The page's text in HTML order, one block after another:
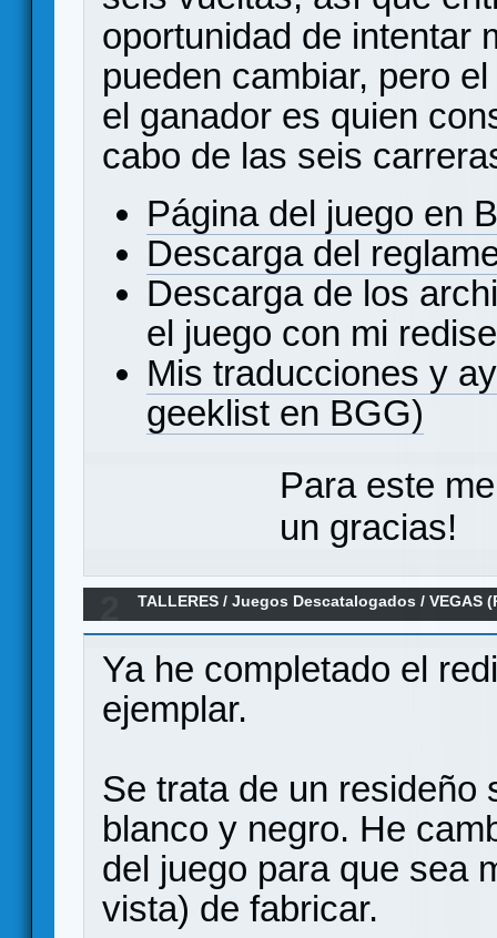
oportunidad de intentar
pueden cambiar, pero
el ganador es quien
cabo de las seis
Página del juego en
Descarga del
Descarga de los
el juego con mi
Mis traducciones y
geeklist en BGG)
Para este
un gracias!
TALLERES /Juegos Descatalogados /VEGAS
Reglamento en español - Rediseño sencillo
Ya he completado el
ejemplar.
Se trata de un resideño
blanco y negro. He
del juego para que sea
vista) de fabricar.